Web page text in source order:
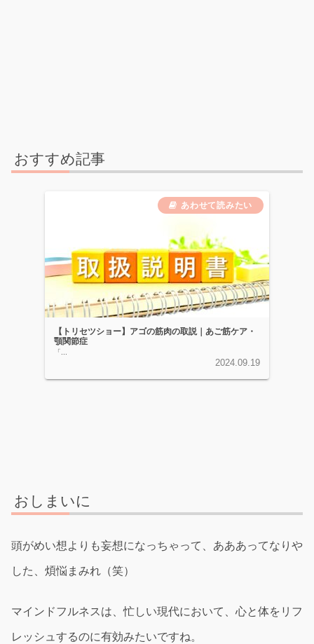
おすすめ記事
【トリセツショー】アゴの筋肉の取説｜あご筋ケア・
顎関節症
「...
2024.09.19
おしまいに
頭がめい想よりも妄想になっちゃって、あああってなりや
した、煩悩まみれ（笑）
マインドフルネスは、忙しい現代において、心と体をリフ
レッシュするのに有効みたいですね。